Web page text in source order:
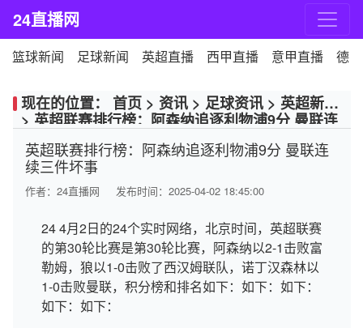
24直播网
篮球新闻 足球新闻 英超直播 西甲直播 意甲直播 德
现在的位置： 首页 > 资讯 > 足球资讯 > 英超新闻
> 英超联赛排行榜：阿森纳追逐利物浦9分 曼联连
英超联赛排行榜：阿森纳追逐利物浦9分 曼联连
续三件坏事
作者： 24直播网 发布时间：2025-04-02 18:45:00
24 4月2日的24个实时网络，北京时间，英超联赛
的第30轮比赛是第30轮比赛，阿森纳以2-1击败富
勒姆，狼以1-0击败了西汉姆联队，诺丁汉森林以
1-0击败曼联，积分榜和排名如下：如下：如下：
如下：如下：